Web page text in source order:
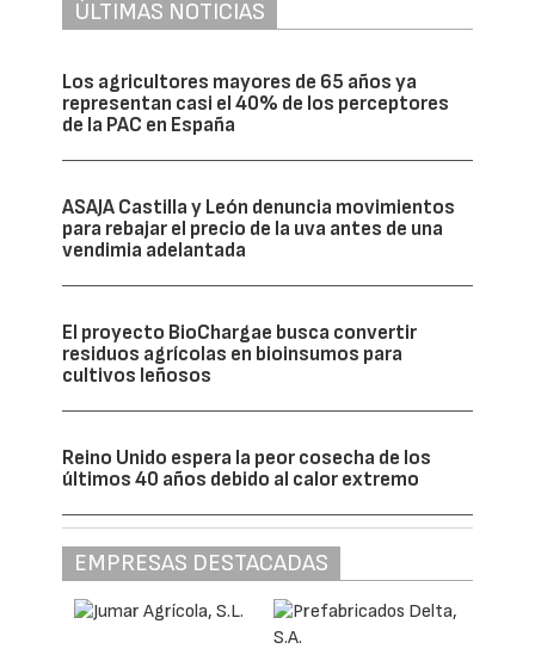
decisiones sobre riego, fertilización y
Una de las innovaciones más destacadas
será la activación del biochar con
estructura del suelo con organismos
naturales que pueden estimular la vida del
suelo y favorecer el desarrollo de los
cultivos.
El resultado esperado es un producto con
mayor valor agronómico, pensado para
pérdida de fertilidad.
una plataforma digital de apoyo a la toma de
decisiones. Esta herramienta estará
diseñada para ser accesible y útil en
explotaciones pequeñas y medianas, de
forma que el agricultor pueda contar con